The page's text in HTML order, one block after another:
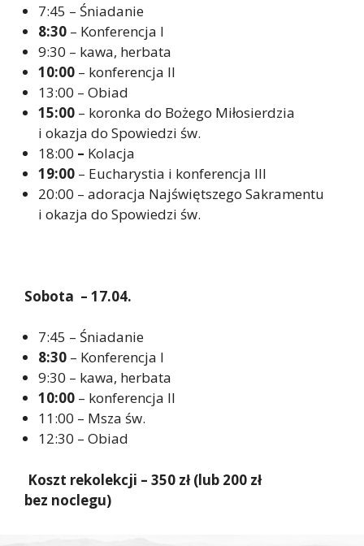
7:45 – Śniadanie
8:30 – Konferencja I
9:30 – kawa, herbata
10:00 – konferencja II
13:00 – Obiad
15:00 – koronka do Bożego Miłosierdzia
i okazja do Spowiedzi św.
18:00 – Kolacja
19:00 – Eucharystia i konferencja III
20:00 – adoracja Najświętszego Sakramentu
i okazja do Spowiedzi św.
Sobota – 17.04.
7:45 – Śniadanie
8:30 – Konferencja I
9:30 – kawa, herbata
10:00 – konferencja II
11:00 – Msza św.
12:30 – Obiad
Koszt rekolekcji – 350 zł (lub 200 zł
bez noclegu)